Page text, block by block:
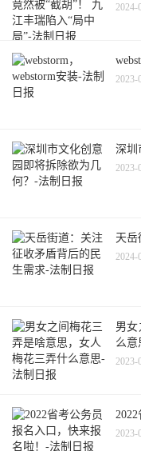
2024-
2023-
深圳
2023-
天岳
2024-
男
么意
2023-
2023-